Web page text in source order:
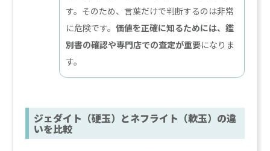
す。そのため、言葉だけで判断するのは非常
に危険です。価値を正確に知るためには、鑑
別書の確認や専門店での査定が重要になりま
す。
ジェダイト（硬玉）とネフライト（軟玉）の違
いを比較